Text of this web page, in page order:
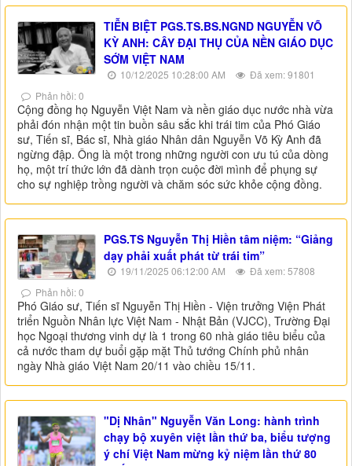
TIỄN BIỆT PGS.TS.BS.NGND NGUYỄN VÕ
KỲ ANH: CÂY ĐẠI THỤ CỦA NỀN GIÁO DỤC
SỚM VIỆT NAM
10/12/2025 10:28:00 AM
Đã xem: 91801
Phản hồi: 0
Cộng đồng họ Nguyễn Việt Nam và nền giáo dục nước nhà vừa
phải đón nhận một tin buồn sâu sắc khi trái tim của Phó Giáo
sư, Tiến sĩ, Bác sĩ, Nhà giáo Nhân dân Nguyễn Võ Kỳ Anh đã
ngừng đập. Ông là một trong những người con ưu tú của dòng
họ, một trí thức lớn đã dành trọn cuộc đời mình để phụng sự
cho sự nghiệp trồng người và chăm sóc sức khỏe cộng đồng.
PGS.TS Nguyễn Thị Hiền tâm niệm: “Giảng
dạy phải xuất phát từ trái tim”
19/11/2025 06:12:00 AM
Đã xem: 57808
Phản hồi: 0
Phó Giáo sư, Tiến sĩ Nguyễn Thị Hiền - Viện trưởng Viện Phát
triển Nguồn Nhân lực Việt Nam - Nhật Bản (VJCC), Trường Đại
học Ngoại thương vinh dự là 1 trong 60 nhà giáo tiêu biểu của
cả nước tham dự buổi gặp mặt Thủ tướng Chính phủ nhân
ngày Nhà giáo Việt Nam 20/11 vào chiều 15/11.
"Dị Nhân" Nguyễn Văn Long: hành trình
chạy bộ xuyên việt lần thứ ba, biểu tượng
ý chí Việt Nam mừng kỷ niệm lần thứ 80